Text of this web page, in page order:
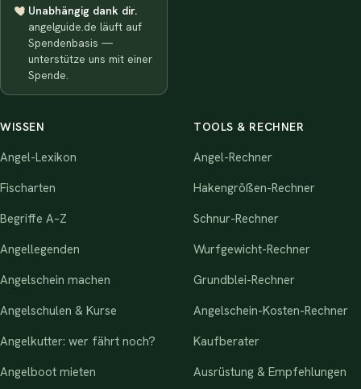
Unabhängig dank dir.
angelguide.de läuft auf
Spendenbasis —
unterstütze uns mit einer
Spende.
WISSEN
Angel-Lexikon
Fischarten
Begriffe A–Z
Angellegenden
Angelschein machen
Angelschulen & Kurse
Angelkutter: wer fährt noch?
Angelboot mieten
TOOLS & RECHNER
Angel-Rechner
Hakengrößen-Rechner
Schnur-Rechner
Wurfgewicht-Rechner
Grundblei-Rechner
Angelschein-Kosten-Rechner
Kaufberater
Ausrüstung & Empfehlungen